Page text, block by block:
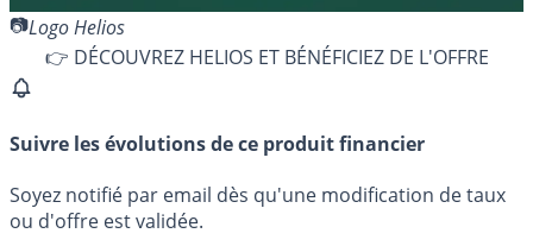
Logo Helios
👉 DÉCOUVREZ HELIOS ET BÉNÉFICIEZ DE L'OFFRE
Suivre les évolutions de ce produit financier
Soyez notifié par email dès qu'une modification de taux
ou d'offre est validée.